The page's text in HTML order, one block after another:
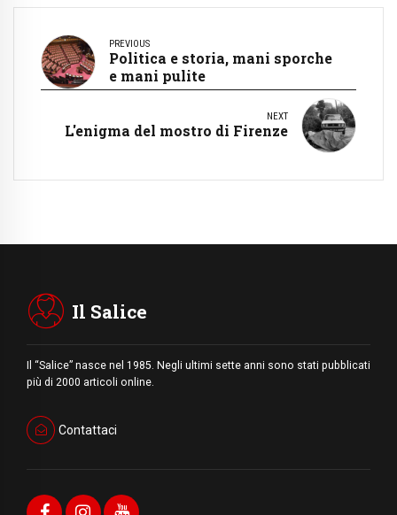
PREVIOUS
Politica e storia, mani sporche
e mani pulite
NEXT
L'enigma del mostro di Firenze
Il Salice
Il “Salice” nasce nel 1985. Negli ultimi sette anni sono stati pubblicati
più di 2000 articoli online.
Contattaci